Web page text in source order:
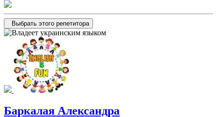
Выбрать этого репетитора
Баркалая Александра